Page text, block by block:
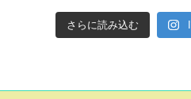
さらに読み込む